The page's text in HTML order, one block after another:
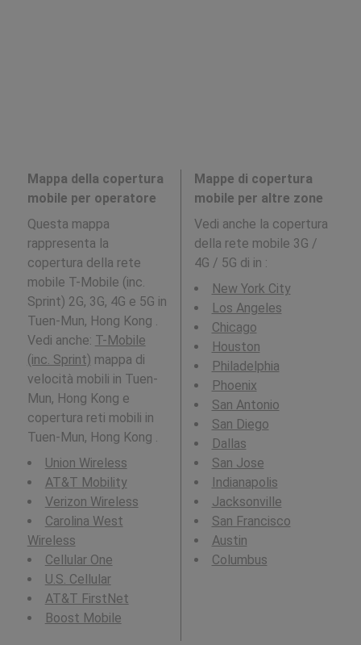
Mappa della copertura
mobile per operatore
Questa mappa
rappresenta la
copertura della rete
mobile T-Mobile (inc.
Sprint) 2G, 3G, 4G e 5G in
Tuen-Mun, Hong Kong .
Vedi anche: T-Mobile
(inc. Sprint) mappa di
velocità mobili in Tuen-
Mun, Hong Kong e
copertura reti mobili in
Tuen-Mun, Hong Kong .
Union Wireless
AT&T Mobility
Verizon Wireless
Carolina West
Wireless
Cellular One
U.S. Cellular
AT&T FirstNet
Boost Mobile
Mappe di copertura
mobile per altre zone
Vedi anche la copertura
della rete mobile 3G /
4G / 5G di in :
New York City
Los Angeles
Chicago
Houston
Philadelphia
Phoenix
San Antonio
San Diego
Dallas
San Jose
Indianapolis
Jacksonville
San Francisco
Austin
Columbus